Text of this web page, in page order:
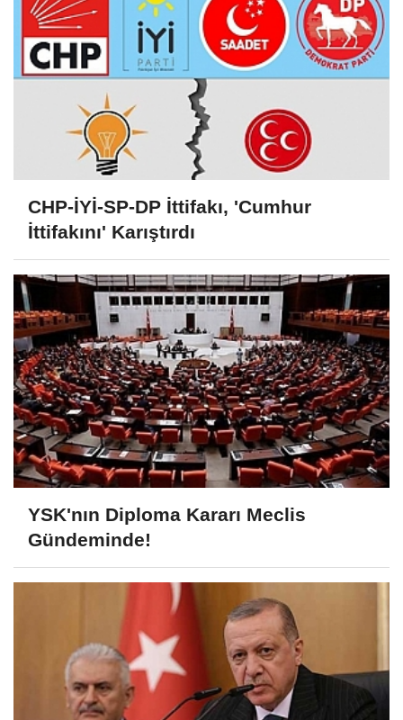
CHP-İYİ-SP-DP İttifakı, 'Cumhur
İttifakını' Karıştırdı
YSK'nın Diploma Kararı Meclis
Gündeminde!